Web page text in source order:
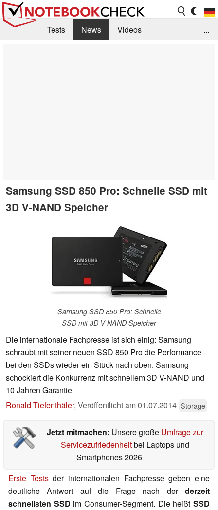
Tests News
Videos
...
Samsung SSD 850 Pro: Schnelle SSD mit
3D V-NAND Speicher
Samsung SSD 850 Pro: Schnelle
SSD mit 3D V-NAND Speicher
Die internationale Fachpresse ist sich einig: Samsung
schraubt mit seiner neuen SSD 850 Pro die Performance
bei den SSDs wieder ein Stück nach oben. Samsung
schockiert die Konkurrenz mit schnellem 3D V-NAND und
10 Jahren Garantie.
Ronald Tiefenthäler, Veröffentlicht am01.07.2014 Storage
Jetzt mitmachen: Unsere große Umfrage zur
Servicezufriedenheitbei Laptops und
Smartphones 2026
Erste Testsder internationalen Fachpresse geben eine
deutliche Antwort auf die Frage nach der derzeit
schnellsten SSD im Consumer-Segment. Die heißtSSD